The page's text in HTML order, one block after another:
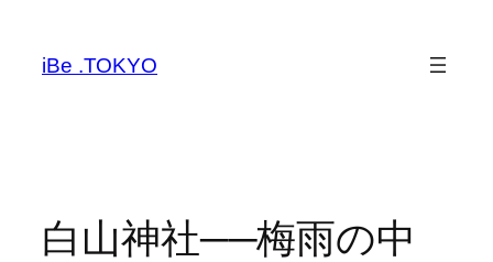
iBe .TOKYO
白山神社──梅雨の中